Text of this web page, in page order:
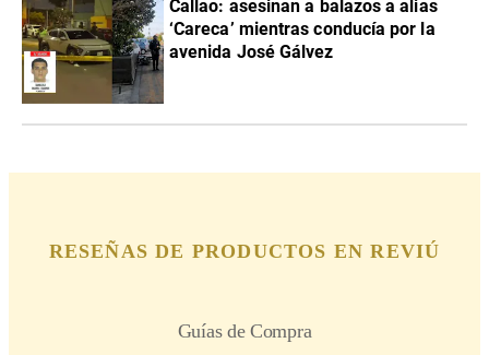
Callao: asesinan a balazos a alias
‘Careca’ mientras conducía por la
avenida José Gálvez